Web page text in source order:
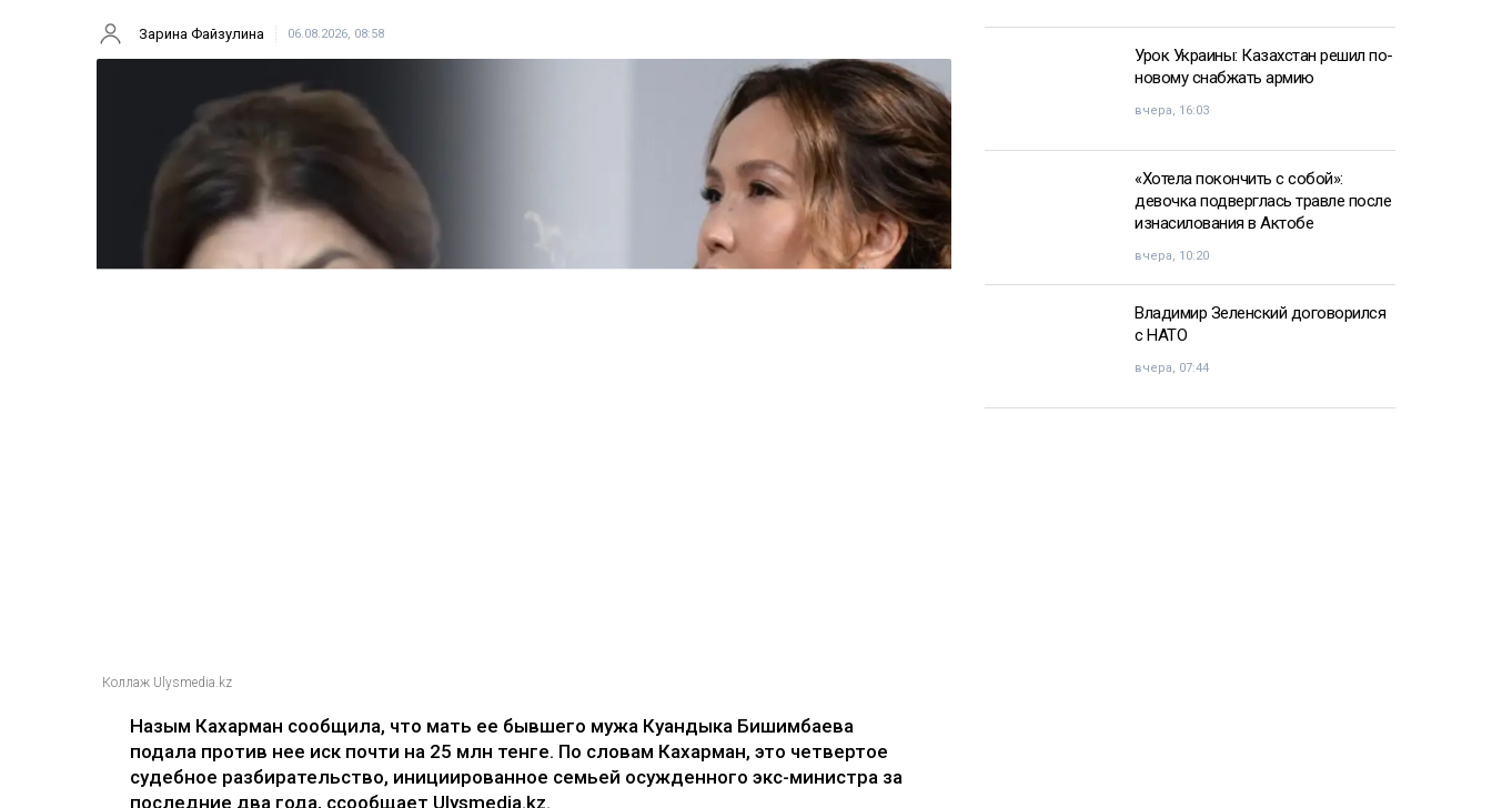
Зарина Файзулина 06.08.2026, 08:58
Коллаж Ulysmedia.kz
Назым Кахарман сообщила, что мать ее бывшего мужа Куандыка Бишимбаева
подала против нее иск почти на 25 млн тенге. По словам Кахарман, это четвертое
судебное разбирательство, инициированное семьей осужденного экс-министра за
последние два года, ссообщает Ulysmedia.kz.
Урок Украины: Казахстан решил по-
новому снабжать армию
вчера, 16:03
«Хотела покончить с собой»:
девочка подверглась травле после
изнасилования в Актобе
вчера, 10:20
Владимир Зеленский договорился
с НАТО
вчера, 07:44